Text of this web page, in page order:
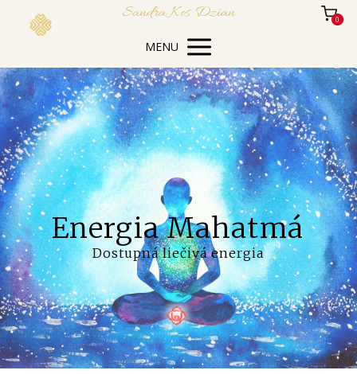
Sandra Kos Dzian 0
MENU
Energia Mahatmá
Dostupná liečivá energia